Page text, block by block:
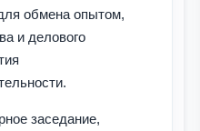
обмена опытом,
и делового
заседание,